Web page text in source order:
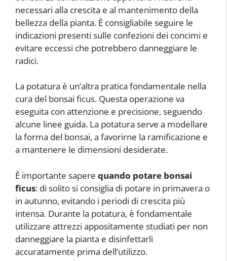
necessari alla crescita e al mantenimento della
bellezza della pianta. È consigliabile seguire le
indicazioni presenti sulle confezioni dei concimi e
evitare eccessi che potrebbero danneggiare le
radici.
La potatura è un’altra pratica fondamentale nella
cura del bonsai ficus. Questa operazione va
eseguita con attenzione e precisione, seguendo
alcune linee guida. La potatura serve a modellare
la forma del bonsai, a favorirne la ramificazione e
a mantenere le dimensioni desiderate.
È importante sapere quando potare bonsai
ficus: di solito si consiglia di potare in primavera o
in autunno, evitando i periodi di crescita più
intensa. Durante la potatura, è fondamentale
utilizzare attrezzi appositamente studiati per non
danneggiare la pianta e disinfettarli
accuratamente prima dell’utilizzo.